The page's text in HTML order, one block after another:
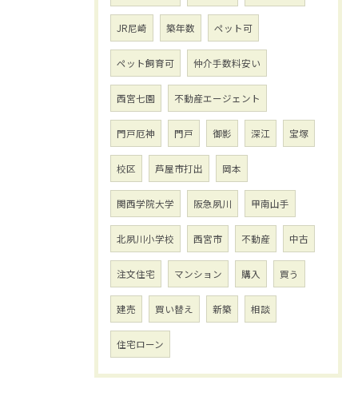
JR尼崎 築年数 ペット可
ペット飼育可 仲介手数料安い
西宮七園 不動産エージェント
門戸厄神 門戸 御影 深江 宝塚
校区 芦屋市打出 岡本
関西学院大学 阪急夙川 甲南山手
北夙川小学校 西宮市 不動産 中古
注文住宅 マンション 購入 買う
建売 買い替え 新築 相談
住宅ローン